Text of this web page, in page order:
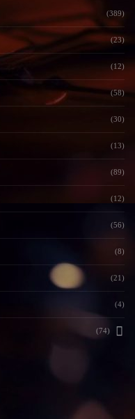
(389)
(23)
(12)
(58)
(30)
(13)
(89)
(12)
(56)
(8)
(21)
(4)
(74)